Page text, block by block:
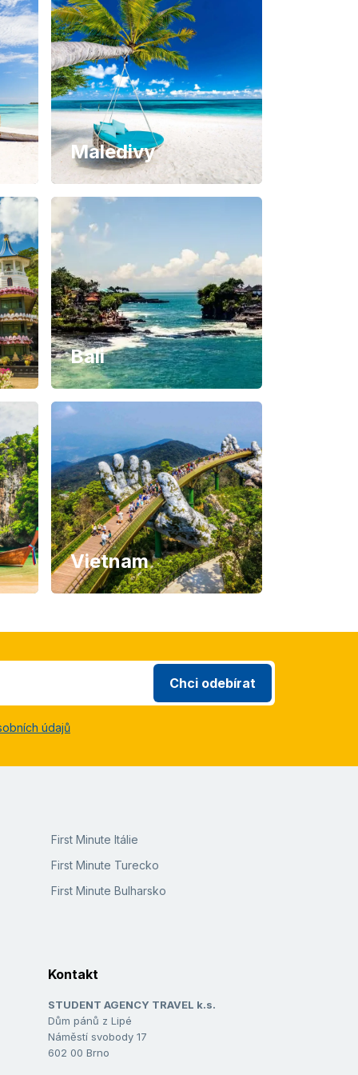
Maledivy
Bali
Vietnam
Chci odebírat
údajů
First Minute Itálie
First Minute Turecko
First Minute Bulharsko
Kontakt
STUDENT AGENCY TRAVEL k.s.
Dům pánů z Lipé
Náměstí svobody 17
602 00 Brno